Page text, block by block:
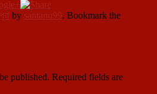
by santanu99. Bookmark the
published. Required fields are